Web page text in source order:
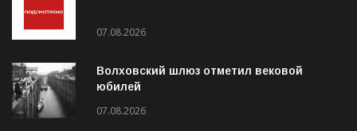
07.08.2026
Волховский шлюз отметил вековой
юбилей
07.08.2026